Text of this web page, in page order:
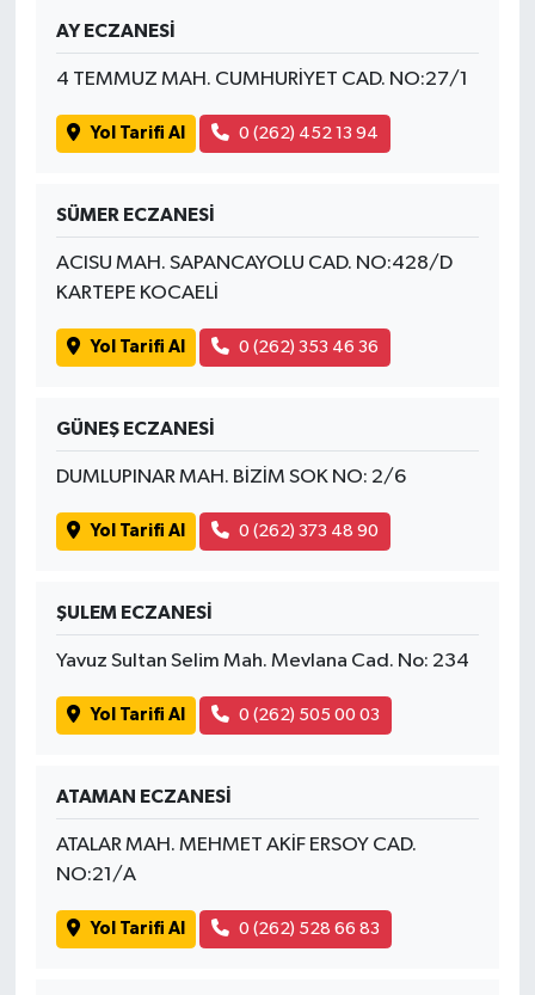
AY ECZANESİ
4 TEMMUZ MAH. CUMHURİYET CAD. NO:27/1
Yol Tarifi Al 0 (262) 452 13 94
SÜMER ECZANESİ
ACISU MAH. SAPANCAYOLU CAD. NO:428/D
KARTEPE KOCAELİ
Yol Tarifi Al 0 (262) 353 46 36
GÜNEŞ ECZANESİ
DUMLUPINAR MAH. BİZİM SOK NO: 2/6
Yol Tarifi Al 0 (262) 373 48 90
ŞULEM ECZANESİ
Yavuz Sultan Selim Mah. Mevlana Cad. No: 234
Yol Tarifi Al 0 (262) 505 00 03
ATAMAN ECZANESİ
ATALAR MAH. MEHMET AKİF ERSOY CAD.
NO:21/A
Yol Tarifi Al 0 (262) 528 66 83